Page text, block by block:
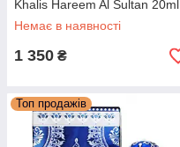
Khalis Hareem Al Sultan 20ml
Немає в наявності
1 350 ₴
Топ продажів